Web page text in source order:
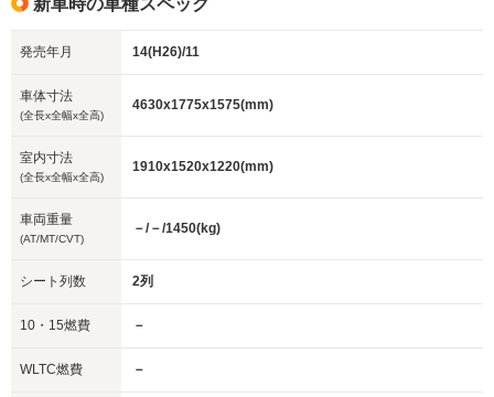
新車時の車種スペック
発売年月 14(H26)/11
車体寸法
(全長x全幅x全高)
4630x1775x1575(mm)
室内寸法
(全長x全幅x全高)
1910x1520x1220(mm)
車両重量
(AT/MT/CVT)
－/－/1450(kg)
シート列数 2列
10・15燃費 －
WLTC燃費 －